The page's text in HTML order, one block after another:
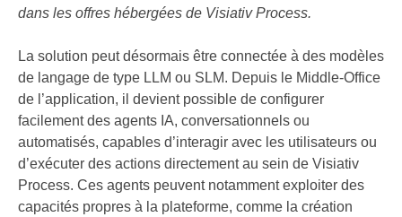
dans les offres hébergées de Visiativ Process.
La solution peut désormais être connectée à des modèles
de langage de type LLM ou SLM. Depuis le Middle-Office
de l’application, il devient possible de configurer
facilement des agents IA, conversationnels ou
automatisés, capables d’interagir avec les utilisateurs ou
d’exécuter des actions directement au sein de Visiativ
Process. Ces agents peuvent notamment exploiter des
capacités propres à la plateforme, comme la création